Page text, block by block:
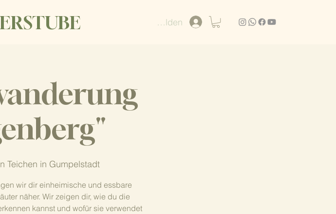
Anmelden
Teichen in Gumpelstadt
wir dir einheimische und essbare
näher. Wir zeigen dir, wie du die
kannst und wofür sie verwendet